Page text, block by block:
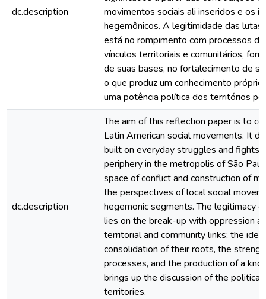
dc.description
movimentos sociais ali inseridos e os
hegemônicos. A legitimidade das
está no rompimento com processos
vínculos territoriais e comunitários,
de suas bases, no fortalecimento de
o que produz um conhecimento
uma potência política dos territórios
dc.description
The aim of this reflection paper is to
Latin American social movements. It
built on everyday struggles and fights
periphery in the metropolis of São
space of conflict and construction of
the perspectives of local social
hegemonic segments. The legitimacy
lies on the break-up with oppression
territorial and community links; the
consolidation of their roots, the
processes, and the production of a
brings up the discussion of the
territories.